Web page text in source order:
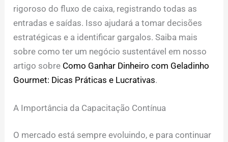
rigoroso do fluxo de caixa, registrando todas as
entradas e saídas. Isso ajudará a tomar decisões
estratégicas e a identificar gargalos. Saiba mais
sobre como ter um negócio sustentável em nosso
artigo sobre Como Ganhar Dinheiro com Geladinho
Gourmet: Dicas Práticas e Lucrativas.
A Importância da Capacitação Contínua
O mercado está sempre evoluindo, e para continuar